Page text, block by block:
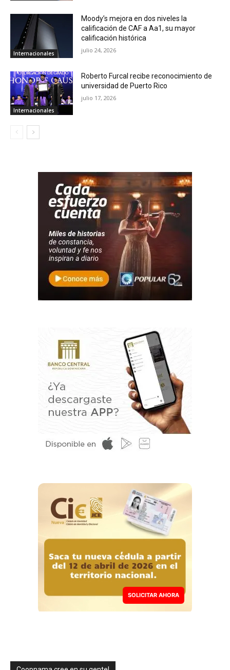
Internacionales
Moody’s mejora en dos niveles la
calificación de CAF a Aa1, su mayor
calificación histórica
julio 24, 2026
Internacionales
Roberto Furcal recibe reconocimiento de
universidad de Puerto Rico
julio 17, 2026
SOLICITAR AHORA